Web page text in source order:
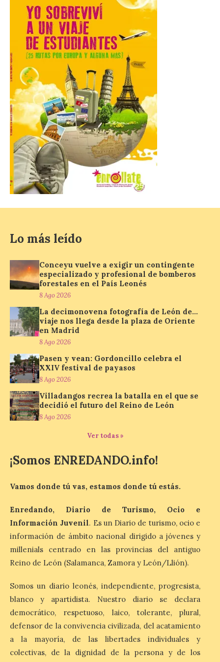
Gijon prohíbe el baño en
San Lorenzo, Poniente y
Arbeyal el día del eclipse a
partir de las 19.00 horas.
8 Ago 2026
Incide en que el eclipse se
verá desde múltiples
puntos de la ciudad, por lo
que no será necesario
desplazarse y se
recomienda no acudir a Gijón/Xixón en
coche ni usarlo ese día. Los accesos a
la Campa Torres y La […]
La decimonovena
fotografía de León de…
viaje nos llega desde la
8 Ago 2026
Nueva edición de León
de…viaje. Una iniciativa
juvenil de la Asociación
Enróllate, la Asociación
Conceyu País Llionés y el Diario de
Turismo, Ocio e Información para
jóvenes “Enredando.info”. Pilar Aller Aller
nos envía la décimo […]
Los minerales y sus usos
más comunes centran la
nueva exposición del
Museo de la Siderurgia y
la Minería de Sabero
La exposición que se
de agosto a las doce y
media de la mañana,
minerales, rocas y fósiles de Castilla y
mes de noviembre, con […]
La Bañeza inicia sus
cargo de Arturo Martínez
8 Ago 2026
El Ayuntamiento de La
Bañeza designa a Arturo
Martínez Matilla como
Lo más leído
Conceyu vuelve a exigir un contingente
especializado y profesional de bomberos
forestales en el País Leonés
8 Ago 2026
La decimonovena fotografía de León de…
viaje nos llega desde la plaza de Oriente
en Madrid
8 Ago 2026
Pasen y vean: Gordoncillo celebra el
XXIV festival de payasos
8 Ago 2026
Villadangos recrea la batalla en el que se
decidió el futuro del Reino de León
8 Ago 2026
Ver todas »
¡Somos ENREDANDO.info!
Vamos donde tú vas, estamos donde tú estás.
Enredando, Diario de Turismo, Ocio e
Información Juvenil. Es un Diario de turismo, ocio e
información de ámbito nacional dirigido a jóvenes y
millenials centrado en las provincias del antiguo
Reino de León (Salamanca, Zamora y León/Llión).
Somos un diario leonés, independiente, progresista,
blanco y apartidista. Nuestro diario se declara
democrático, respetuoso, laico, tolerante, plural,
defensor de la convivencia civilizada, del acatamiento
a la mayoría, de las libertades individuales y
colectivas, de la dignidad de la persona y de los